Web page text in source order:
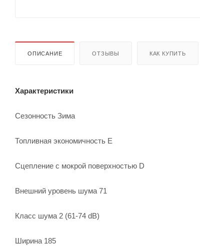
ОПИСАНИЕ ОТЗЫВЫ КАК КУПИТЬ
Характеристики
Сезонность Зима
Топливная экономичность E
Сцепление с мокрой поверхностью D
Внешний уровень шума 71
Класс шума 2 (61-74 dB)
Ширина 185